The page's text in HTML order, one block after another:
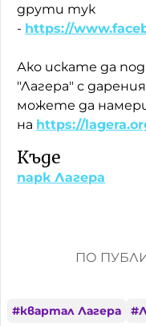
друти тук
- https://
Ако искате да
"Лагера" с
можете да
на https://
Къде
парк Лагера
ПО
#квартал Лагера #